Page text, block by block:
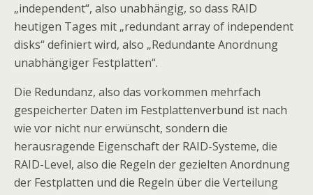
„independent“, also unabhängig, so dass RAID
heutigen Tages mit „redundant array of independent
disks“ definiert wird, also „Redundante Anordnung
unabhängiger Festplatten“.
Die Redundanz, also das vorkommen mehrfach
gespeicherter Daten im Festplattenverbund ist nach
wie vor nicht nur erwünscht, sondern die
herausragende Eigenschaft der RAID-Systeme, die
RAID-Level, also die Regeln der gezielten Anordnung
der Festplatten und die Regeln über die Verteilung